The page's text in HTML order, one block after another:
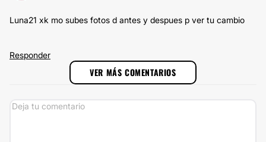
Luna21 xk mo subes fotos d antes y despues p ver tu cambio
Responder
VER MÁS COMENTARIOS